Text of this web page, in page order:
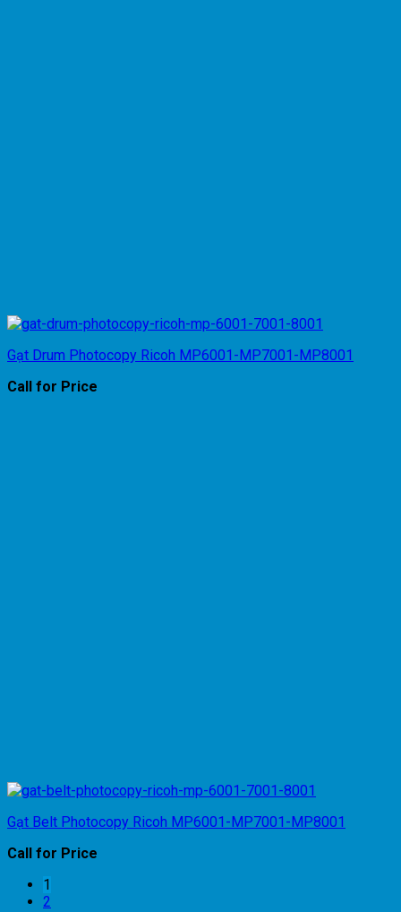
Gạt Drum Photocopy Ricoh MP6001-MP7001-MP8001
Call for Price
Gạt Belt Photocopy Ricoh MP6001-MP7001-MP8001
Call for Price
1
2